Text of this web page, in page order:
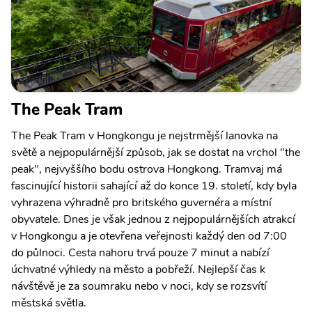
The Peak Tram
The Peak Tram v Hongkongu je nejstrmější lanovka na
světě a nejpopulárnější způsob, jak se dostat na vrchol "the
peak", nejvyššího bodu ostrova Hongkong. Tramvaj má
fascinující historii sahající až do konce 19. století, kdy byla
vyhrazena výhradně pro britského guvernéra a místní
obyvatele. Dnes je však jednou z nejpopulárnějších atrakcí
v Hongkongu a je otevřena veřejnosti každý den od 7:00
do půlnoci. Cesta nahoru trvá pouze 7 minut a nabízí
úchvatné výhledy na město a pobřeží. Nejlepší čas k
návštěvě je za soumraku nebo v noci, kdy se rozsvítí
městská světla.